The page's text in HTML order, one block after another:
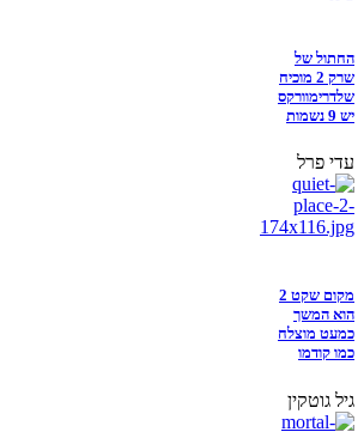
החתול של
שרק 2 מוכיח
שלדרימוורקס
יש 9 נשמות
עדי פרל
מקום שקט 2
הוא המשך
כמעט מוצלח
כמו קודמו
גיל גוטקין